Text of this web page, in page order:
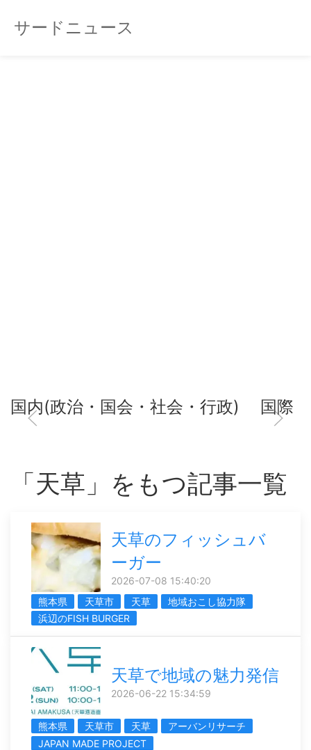
サードニュース
国内(政治・国会・社会・行政) 国際
「天草」をもつ記事一覧
天草のフィッシュバ
ーガー
2026-07-08 15:40:20
熊本県
天草市 天草
地域おこし協力隊
浜辺のFISH BURGER
天草で地域の魅力発信
2026-06-22 15:34:59
熊本県 天草市 天草
アーバンリサーチ
JAPAN MADE PROJECT